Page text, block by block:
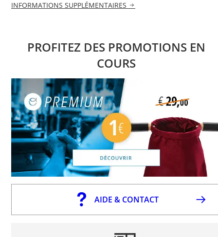
INFORMATIONS SUPPLÉMENTAIRES
PROFITEZ DES PROMOTIONS EN
COURS
AIDE & CONTACT